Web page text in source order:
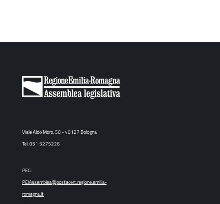
Viale Aldo Moro, 50 - 40127 Bologna
Tel. 051 5275226
PEC:
PEIAssemblea@postacert.regione.emilia-
romagna.it